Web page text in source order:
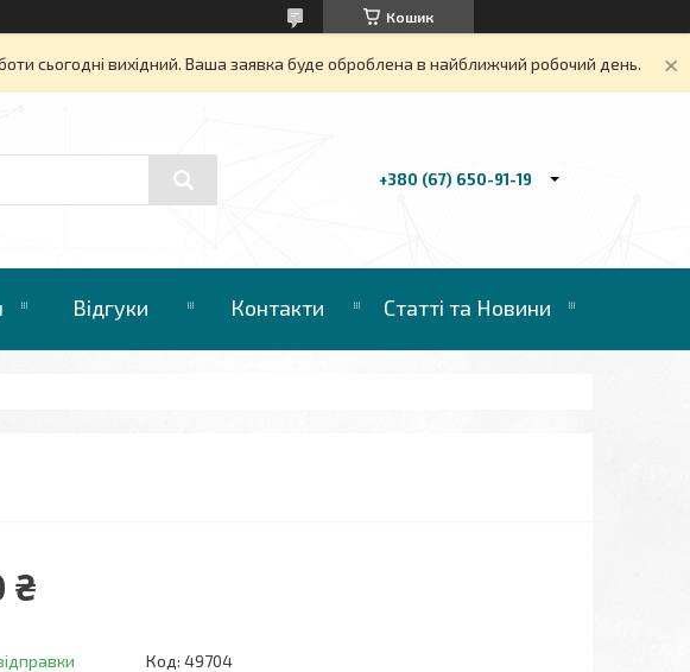
Кошик
сьогодні вихідний. Ваша заявка буде оброблена в найближчий робочий день.
+380 (67) 650-91-19
Відгуки Контакти Статті та Новини
₴
Код: 49704